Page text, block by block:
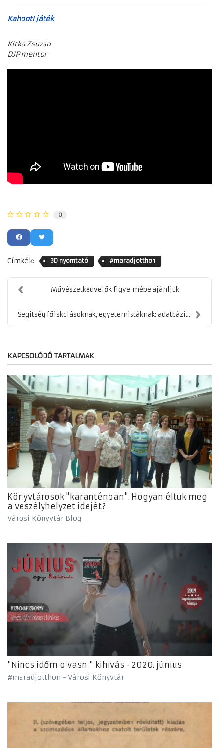
Kahoot! játék
Kitka Zsuzsa
DJP mentor
0
Címkék: 3D nyomtató #maradjotthon
Művészetkedvelők figyelmébe ajánljuk
Segítség főiskolásoknak, egyetemistáknak: adatbázi...
KAPCSOLÓDÓ TARTALMAK
Könyvtárosok "karanténban". Hogyan éltük meg
a veszélyhelyzet idejét?
Városi Könyvtár Blog
"Nincs időm olvasni" kihívás - 2020. június
#maradjotthon - Városi Könyvtár